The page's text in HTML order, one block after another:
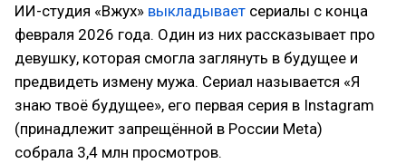
ИИ-студия «Вжух» выкладывает сериалы с конца
февраля 2026 года. Один из них рассказывает про
девушку, которая смогла заглянуть в будущее и
предвидеть измену мужа. Сериал называется «Я
знаю твоё будущее», его первая серия в Instagram
(принадлежит запрещённой в России Meta)
собрала 3,4 млн просмотров.